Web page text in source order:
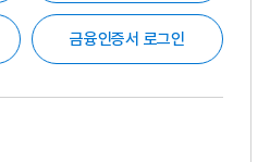
금융인증서 로그인